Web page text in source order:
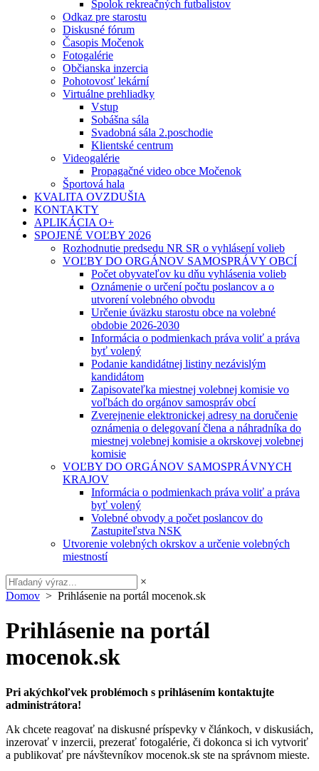
Spolok rekreačných futbalistov
Odkaz pre starostu
Diskusné fórum
Časopis Močenok
Fotogalérie
Občianska inzercia
Pohotovosť lekární
Virtuálne prehliadky
Vstup
Sobášna sála
Svadobná sála 2.poschodie
Klientské centrum
Videogalérie
Propagačné video obce Močenok
Športová hala
KVALITA OVZDUŠIA
KONTAKTY
APLIKÁCIA O+
SPOJENÉ VOĽBY 2026
Rozhodnutie predsedu NR SR o vyhlásení volieb
VOĽBY DO ORGÁNOV SAMOSPRÁVY OBCÍ
Počet obyvateľov ku dňu vyhlásenia volieb
Oznámenie o určení počtu poslancov a o
utvorení volebného obvodu
Určenie úväzku starostu obce na volebné
obdobie 2026-2030
Informácia o podmienkach práva voliť a práva
byť volený
Podanie kandidátnej listiny nezávislým
kandidátom
Zapisovateľka miestnej volebnej komisie vo
voľbách do orgánov samospráv obcí
Zverejnenie elektronickej adresy na doručenie
oznámenia o delegovaní člena a náhradníka do
miestnej volebnej komisie a okrskovej volebnej
komisie
VOĽBY DO ORGÁNOV SAMOSPRÁVNYCH
KRAJOV
Informácia o podmienkach práva voliť a práva
byť volený
Volebné obvody a počet poslancov do
Zastupiteľstva NSK
Utvorenie volebných okrskov a určenie volebných
miestností
×
Domov > Prihlásenie na portál mocenok.sk
Prihlásenie na portál
mocenok.sk
Pri akýchkoľvek problémoch s prihlásením kontaktujte
administrátora!
Ak chcete reagovať na diskusné príspevky v článkoch, v diskusiách,
inzerovať v inzercii, prezerať fotogalérie, či dokonca si ich vytvoriť
a publikovať pre návštevníkov mocenok.sk ste na správnom mieste.